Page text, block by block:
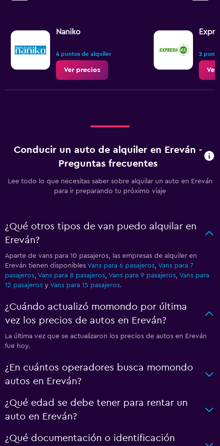
Naniko
4 puntos de alquiler
Ver precios
2
Ver
Conducir un auto de alquiler en Ereván -
Preguntas frecuentes
Lee todo lo que necesitas saber sobre alquilar un auto en Ereván
para ir preparando tu próximo viaje
¿Qué otros tipos de van puedo alquilar en
Ereván?
Aparte de vans para 10 pasajeros, las empresas de alquiler en
Ereván tienen disponibles Vans para 6 pasajeros, Vans para 7
pasajeros, Vans para 8 pasajeros, Vans para 9 pasajeros, Vans para
12 pasajeros y Vans para 15 pasajeros.
¿Cuándo actualizó momondo por última
vez los precios de autos en Ereván?
La última vez que se actualizaron los precios de autos en Ereván
fue hoy.
¿En cuántos operadores busca momondo
autos en Ereván?
¿Qué edad se debe tener para rentar un
auto en Ereván?
¿Qué documentación o identificación